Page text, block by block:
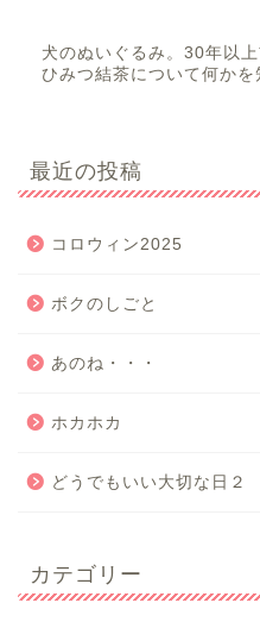
犬のぬいぐるみ。30年以
ひみつ結茶について何かを
最近の投稿
コロウィン2025
ボクのしごと
あのね・・・
ホカホカ
どうでもいい大切な日２
カテゴリー